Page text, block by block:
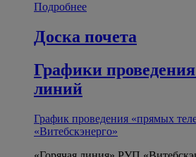
Подробнее
Доска почета
Графики
линий
График проведения «прямых
«Витебскэнерго»